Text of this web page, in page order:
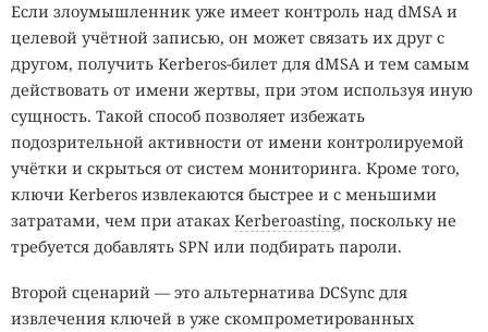
Если злоумышленник уже имеет контроль над dMSA и
целевой учётной записью, он может связать их друг с
другом, получить Kerberos-билет для dMSA и тем самым
действовать от имени жертвы, при этом используя иную
сущность. Такой способ позволяет избежать
подозрительной активности от имени контролируемой
учётки и скрыться от систем мониторинга. Кроме того,
ключи Kerberos извлекаются быстрее и с меньшими
затратами, чем при атакахKerberoasting, поскольку не
требуется добавлять SPN или подбирать пароли.
Второй сценарий — это альтернатива DCSync для
извлечения ключей в уже скомпрометированных